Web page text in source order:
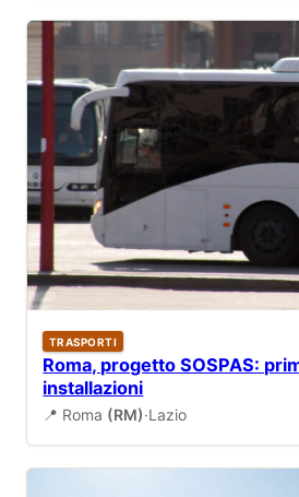
TRASPORTI
Roma, progetto SOSPAS:
installazioni
📍 Roma (RM)·Lazio